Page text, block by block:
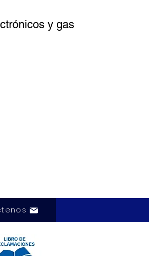
y gas